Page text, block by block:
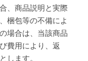
、商品説明と実際
梱包等の不備によ
場合は、当該商品
費用により、返
します。